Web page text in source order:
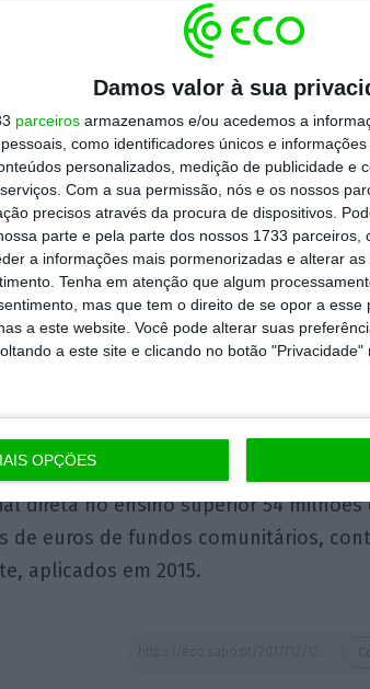
Damos valor à sua
parceiros armazenamos e/ou acedemos a
como identificadores únicos e
personalizados, medição de publicidade e
Com a sua permissão, nós e os nossos
precisos através da procura de dispositivos.
parte e pela parte dos nossos 1733 parceiros,
a informações mais pormenorizadas e alterar
Tenha em atenção que algum
mas que tem o direito de se opor a
a este website. Você pode alterar suas
a este site e clicando no botão "Privacidade"
OPÇÕES
no ensino privado, menos um
abrangidos pela ação social escolar
,
dos 35% em 2008-2009 para os
3.º ciclo do ensino básico está há
secundário tem-se assistido a um
para os 25% em 2016-2017.
direta baixou em 2016 face ao
por fundos nacionais, quer na
direta no ensino superior 54 milhões
de euros de fundos comunitários,
aplicados em 2015.